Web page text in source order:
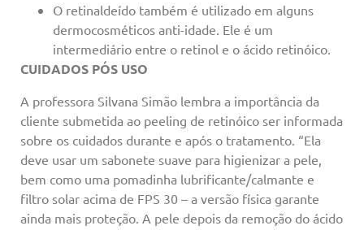
O retinaldeído também é utilizado em alguns
dermocosméticos anti-idade. Ele é um
intermediário entre o retinol e o ácido retinóico.
CUIDADOS PÓS USO
A professora Silvana Simão lembra a importância da
cliente submetida ao peeling de retinóico ser informada
sobre os cuidados durante e após o tratamento. “Ela
deve usar um sabonete suave para higienizar a pele,
bem como uma pomadinha lubrificante/calmante e
filtro solar acima de FPS 30 – a versão física garante
ainda mais proteção. A pele depois da remoção do ácido